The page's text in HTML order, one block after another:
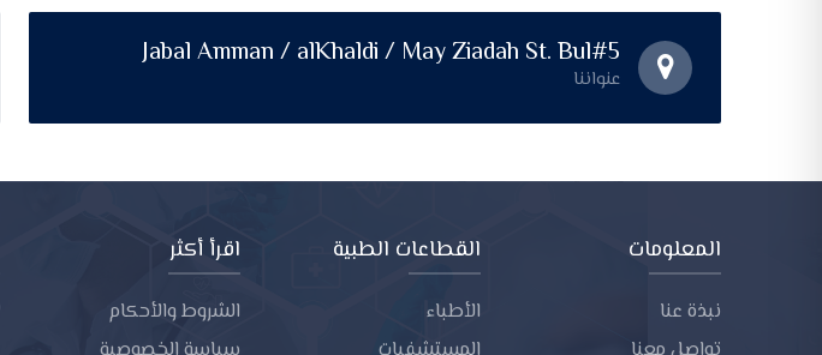
Jabal Amman / alKhaldi / May Ziadah St. Bul#5
عنواننا
المعلومات
نبذة عنا
القطاعات الطبية
الأطباء
اقرأ أكثر
الشروط والأحكام